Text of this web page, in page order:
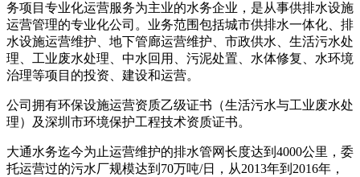
务项目专业化运营服务为主业的水务企业，是从事供排水设施
运营管理的专业化公司。业务范围包括城市供排水一体化、排
水设施运营维护、地下管廊运营维护、市政供水、生活污水处
理、工业废水处理、中水回用、污泥处置、水体修复、水环境
治理等项目的投资、建设和运营。
公司拥有环保设施运营资质乙级证书（生活污水与工业废水处
理）及深圳市环境保护工程技术资质证书。
大通水务迄今为止运营维护的排水管网长度达到4000公里，委
托运营过的污水厂规模达到70万吨/日，从2013年到2016年，